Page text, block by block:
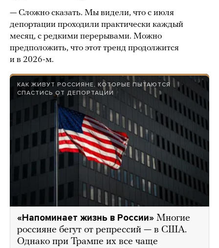
— Сложно сказать. Мы видели, что с июля
депортации проходили практически каждый
месяц, с редкими перерывами. Можно
предположить, что этот тренд продолжится
и в 2026-м.
КАК ЖИВУТ РОССИЯНЕ, КОТОРЫЕ ПЫТАЮТСЯ
СПАСТИСЬ ОТ ДЕПОРТАЦИИ
«Напоминает жизнь в России» Многие
россияне бегут от репрессий — в США.
Однако при Трампе их все чаще